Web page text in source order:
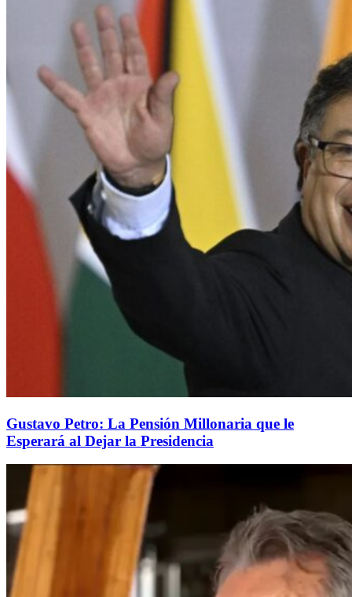
Gustavo Petro: La Pensión Millonaria que le
Esperará al Dejar la Presidencia